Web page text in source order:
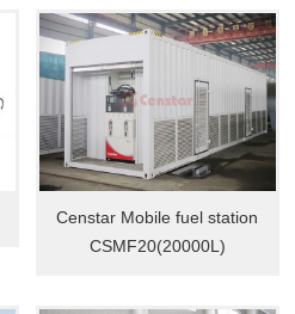
Censtar Mobile fuel station
CSMF20(20000L)